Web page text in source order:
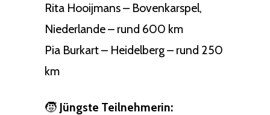
Rita Hooijmans – Bovenkarspel,
Niederlande – rund 600 km
Pia Burkart – Heidelberg – rund 250
km
🧒 Jüngste Teilnehmerin: